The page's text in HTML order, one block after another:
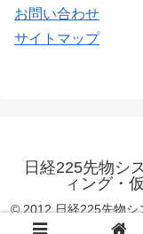
お問い合わせ
サイトマップ
日経225先物シ
ィング・
© 2012 日経225先物シ